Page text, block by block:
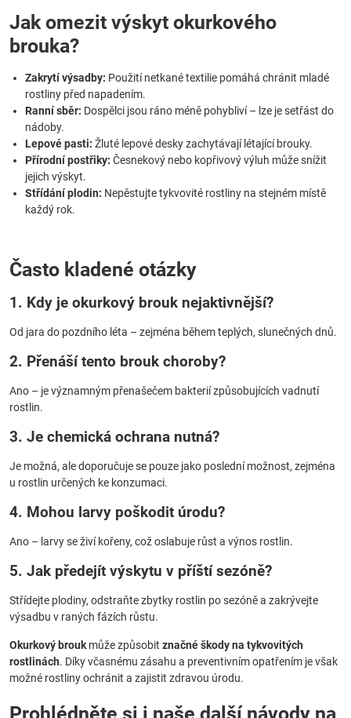
Jak omezit výskyt okurkového
brouka?
Zakrytí výsadby: Použití netkané textilie pomáhá chránit mladé
rostliny před napadením.
Ranní sběr: Dospělci jsou ráno méně pohybliví – lze je setřást do
nádoby.
Lepové pasti: Žluté lepové desky zachytávají létající brouky.
Přírodní postřiky: Česnekový nebo kopřivový výluh může snížit
jejich výskyt.
Střídání plodin: Nepěstujte tykvovité rostliny na stejném místě
každý rok.
Často kladené otázky
1. Kdy je okurkový brouk nejaktivnější?
Od jara do pozdního léta – zejména během teplých, slunečných dnů.
2. Přenáší tento brouk choroby?
Ano – je významným přenašečem bakterií způsobujících vadnutí
rostlin.
3. Je chemická ochrana nutná?
Je možná, ale doporučuje se pouze jako poslední možnost, zejména
u rostlin určených ke konzumaci.
4. Mohou larvy poškodit úrodu?
Ano – larvy se živí kořeny, což oslabuje růst a výnos rostlin.
5. Jak předejít výskytu v příští sezóně?
Střídejte plodiny, odstraňte zbytky rostlin po sezóně a zakrývejte
výsadbu v raných fázích růstu.
Okurkový brouk může způsobit značné škody na tykvovitých
rostlinách. Díky včasnému zásahu a preventivním opatřením je však
možné rostliny ochránit a zajistit zdravou úrodu.